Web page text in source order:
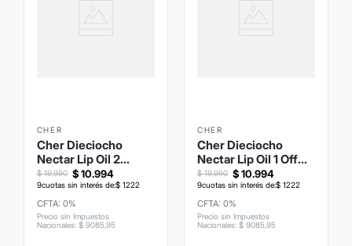
CHER
Cher Dieciocho
Nectar Lip Oil 2
Cinnamon
$ 10.994
$ 19.990
9cuotas sin interés de:$ 1222
CFTA: 0%
Precio sin Impuestos
Nacionales: $ 9085,95
CHER
Cher Dieciocho
Nectar Lip Oil 1 Off
White $10.994
$ 19.990
9cuotas sin interés de:$ 1222
CFTA: 0%
Precio sin Impuestos
Nacionales: $ 908595